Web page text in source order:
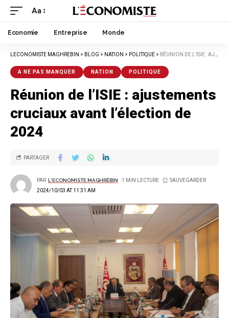
Aa
Economie Entreprise Monde
LECONOMISTE MAGHREBIN > BLOG > NATION > POLITIQUE > RÉUNION DE L’ISIE : AJUSTEMENTS CRUCIAUX AVANT L’ÉLECTION DE 2024
A NE PAS MANQUER NATION POLITIQUE
Réunion de l’ISIE : ajustements
cruciaux avant l’élection de
2024
2024/10/03 AT 11:31 AM
PAR L'ECONOMISTE MAGHRÉBIN 1 MIN LECTURE
PARTAGER